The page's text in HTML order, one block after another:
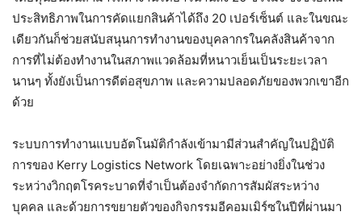
ประสิทธิภาพในการคัดแยกสินค้าได้ถึง 20 เปอร์เซ็นต์ และในขณะ
เดียวกันก็ช่วยสนับสนุนการทำงานของบุคลากรในคลังสินค้าจาก
การที่ไม่ต้องทำงานในสภาพแวดล้อมที่หนาวเย็นเป็นระยะเวลา
นานๆ ทั้งยังเป็นการดีต่อสุขภาพ และความปลอดภัยของพวกเขาอีก
ด้วย
ระบบการทำงานแบบอัตโนมัติกำลังเข้ามามีส่วนสำคัญในปฏิบัติ
การของ Kerry Logistics Network โดยเฉพาะอย่างยิ่งในช่วง
ระหว่างวิกฤตโรคระบาดที่จำเป็นต้องจำกัดการสัมผัสระหว่าง
บุคคล และด้วยการขยายตัวของกิจกรรมอีคอมเมิร์ซในปีที่ผ่านมา